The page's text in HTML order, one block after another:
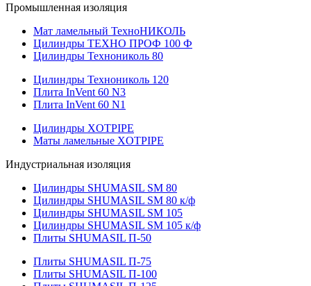
Промышленная изоляция
Мат ламельный ТехноНИКОЛЬ
Цилиндры ТЕХНО ПРОФ 100 Ф
Цилиндры Технониколь 80
Цилиндры Технониколь 120
Плита InVent 60 N3
Плита InVent 60 N1
Цилиндры XOTPIPE
Маты ламельные XOTPIPE
Индустриальная изоляция
Цилиндры SHUMASIL SM 80
Цилиндры SHUMASIL SM 80 к/ф
Цилиндры SHUMASIL SM 105
Цилиндры SHUMASIL SM 105 к/ф
Плиты SHUMASIL П-50
Плиты SHUMASIL П-75
Плиты SHUMASIL П-100